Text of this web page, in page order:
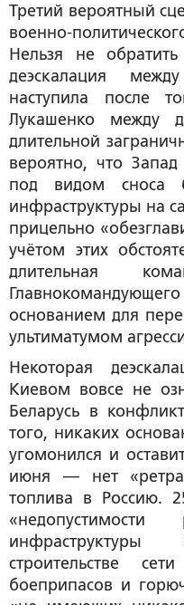
Третий вероятный
военно-
Нельзя не
деэскалация
наступила после
Лукашенко между
длительной
вероятно, что
под видом сноса
инфраструктуры на
прицельно
учётом этих
длительная
основанием для
ультиматумом
Некоторая
Киевом вовсе не
Беларусь в
того, никаких
угомонился и
июня — нет
топлива в Россию.
«недопустимости
строительстве
боеприпасов и